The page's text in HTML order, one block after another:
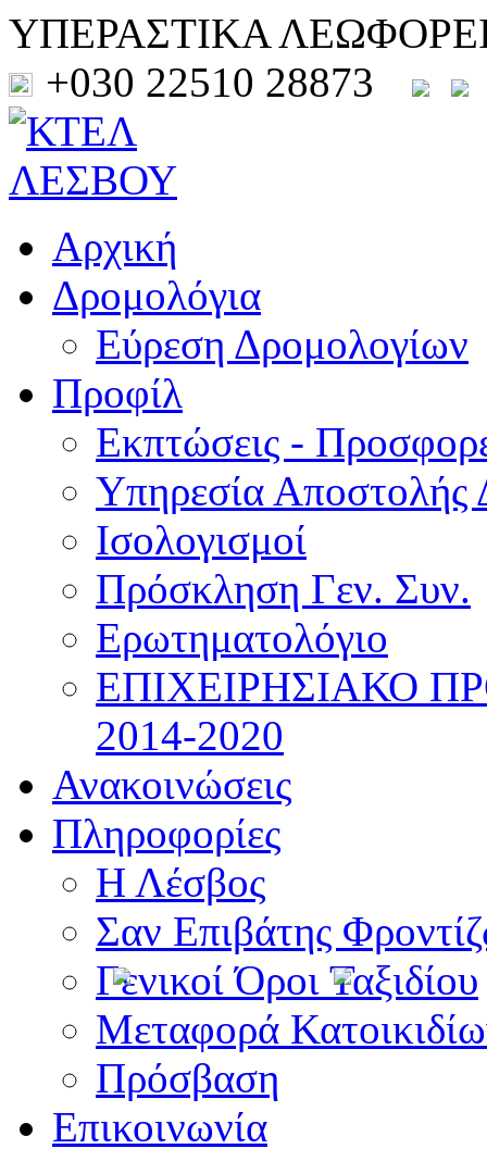
ΥΠΕΡΑΣΤΙΚΑ
+030 22510 28873
Αρχική
Δρομολόγια
Εύρεση Δρομολογίων
Προφίλ
Εκπτώσεις -
Υπηρεσία Αποστολής
Ισολογισμοί
Πρόσκληση Γεν. Συν.
Ερωτηματολόγιο
ΕΠΙΧΕΙΡΗΣΙΑΚΟ
2014-2020
Ανακοινώσεις
Πληροφορίες
Η Λέσβος
Σαν Επιβάτης
Γενικοί Όροι Ταξιδίου
Μεταφορά
Πρόσβαση
Επικοινωνία